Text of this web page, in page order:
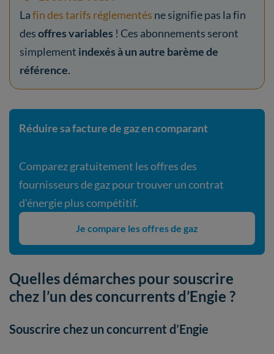
Lafin des tarifs réglementés ne signifie pas la fin
desoffres variables ! Ces abonnements seront
simplement indexés à un autre barème de
référence.
Réduire sa facture de gaz en comparant
Comparez gratuitement les offres des
fournisseurs de gaz pour trouver un contrat
d'énergie plus compétitif.
Je compare les offres de gaz
Quelles démarches pour souscrire
chez l’un des concurrents d’Engie ?
Souscrire chez un concurrent d’Engie